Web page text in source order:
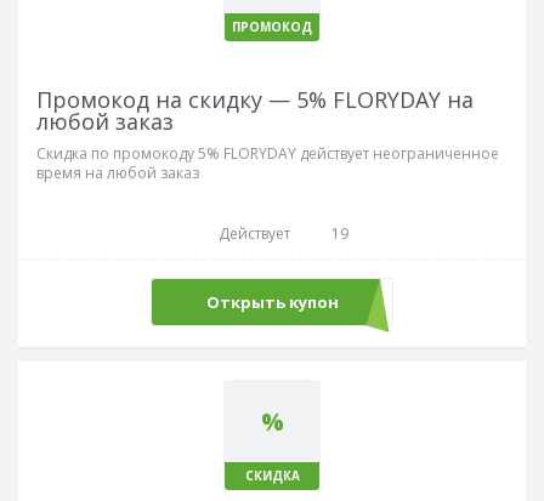
ПРОМОКОД
Промокод на скидку — 5% FLORYDAY на
любой заказ
Скидка по промокоду 5% FLORYDAY действует неограниченное
время на любой заказ
Действует 19
Открыть купонFlory5A
%
СКИДКА